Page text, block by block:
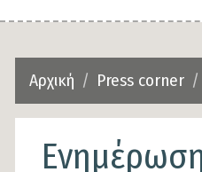
Αρχική Press corner